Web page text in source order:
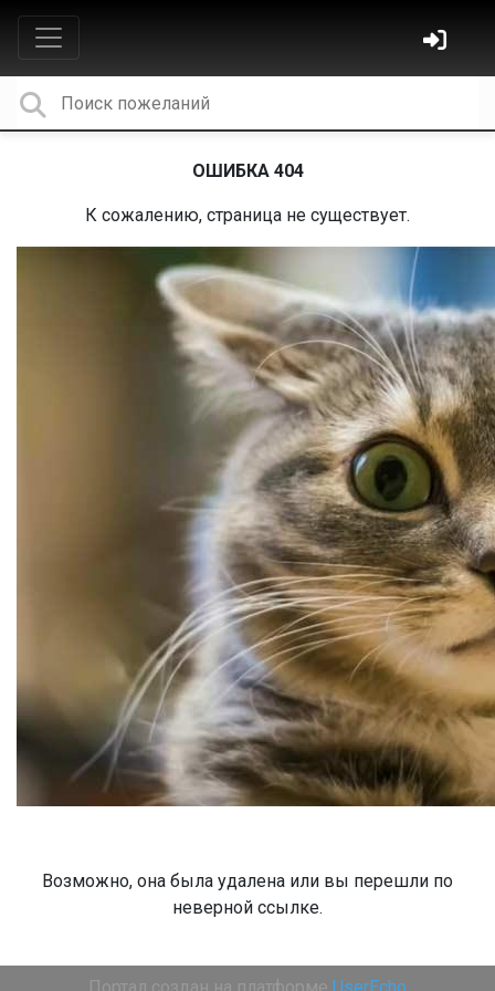
ОШИБКА 404
К сожалению, страница не существует.
Возможно, она была удалена или вы перешли по
неверной ссылке.